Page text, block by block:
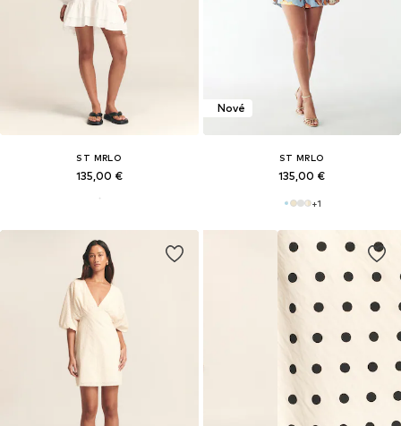
ST MRLO
135,00 €
Nové
ST MRLO
135,00 €
+1